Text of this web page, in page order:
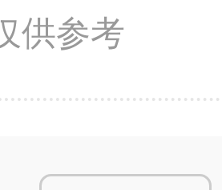
供参考